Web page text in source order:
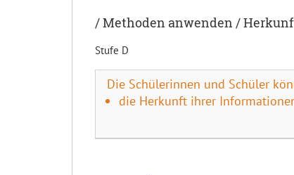
/ Methoden anwenden /
Stufe D
Die Schülerinnen und Schüler
die Herkunft ihrer